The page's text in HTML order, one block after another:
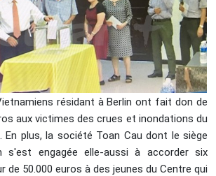
résidant à Berlin ont fait don de
aux victimes des crues et inondations du
En plus, la société Toan Cau dont le siège
s'est engagée elle-aussi à accorder six
de 50.000 euros à des jeunes du Centre qui